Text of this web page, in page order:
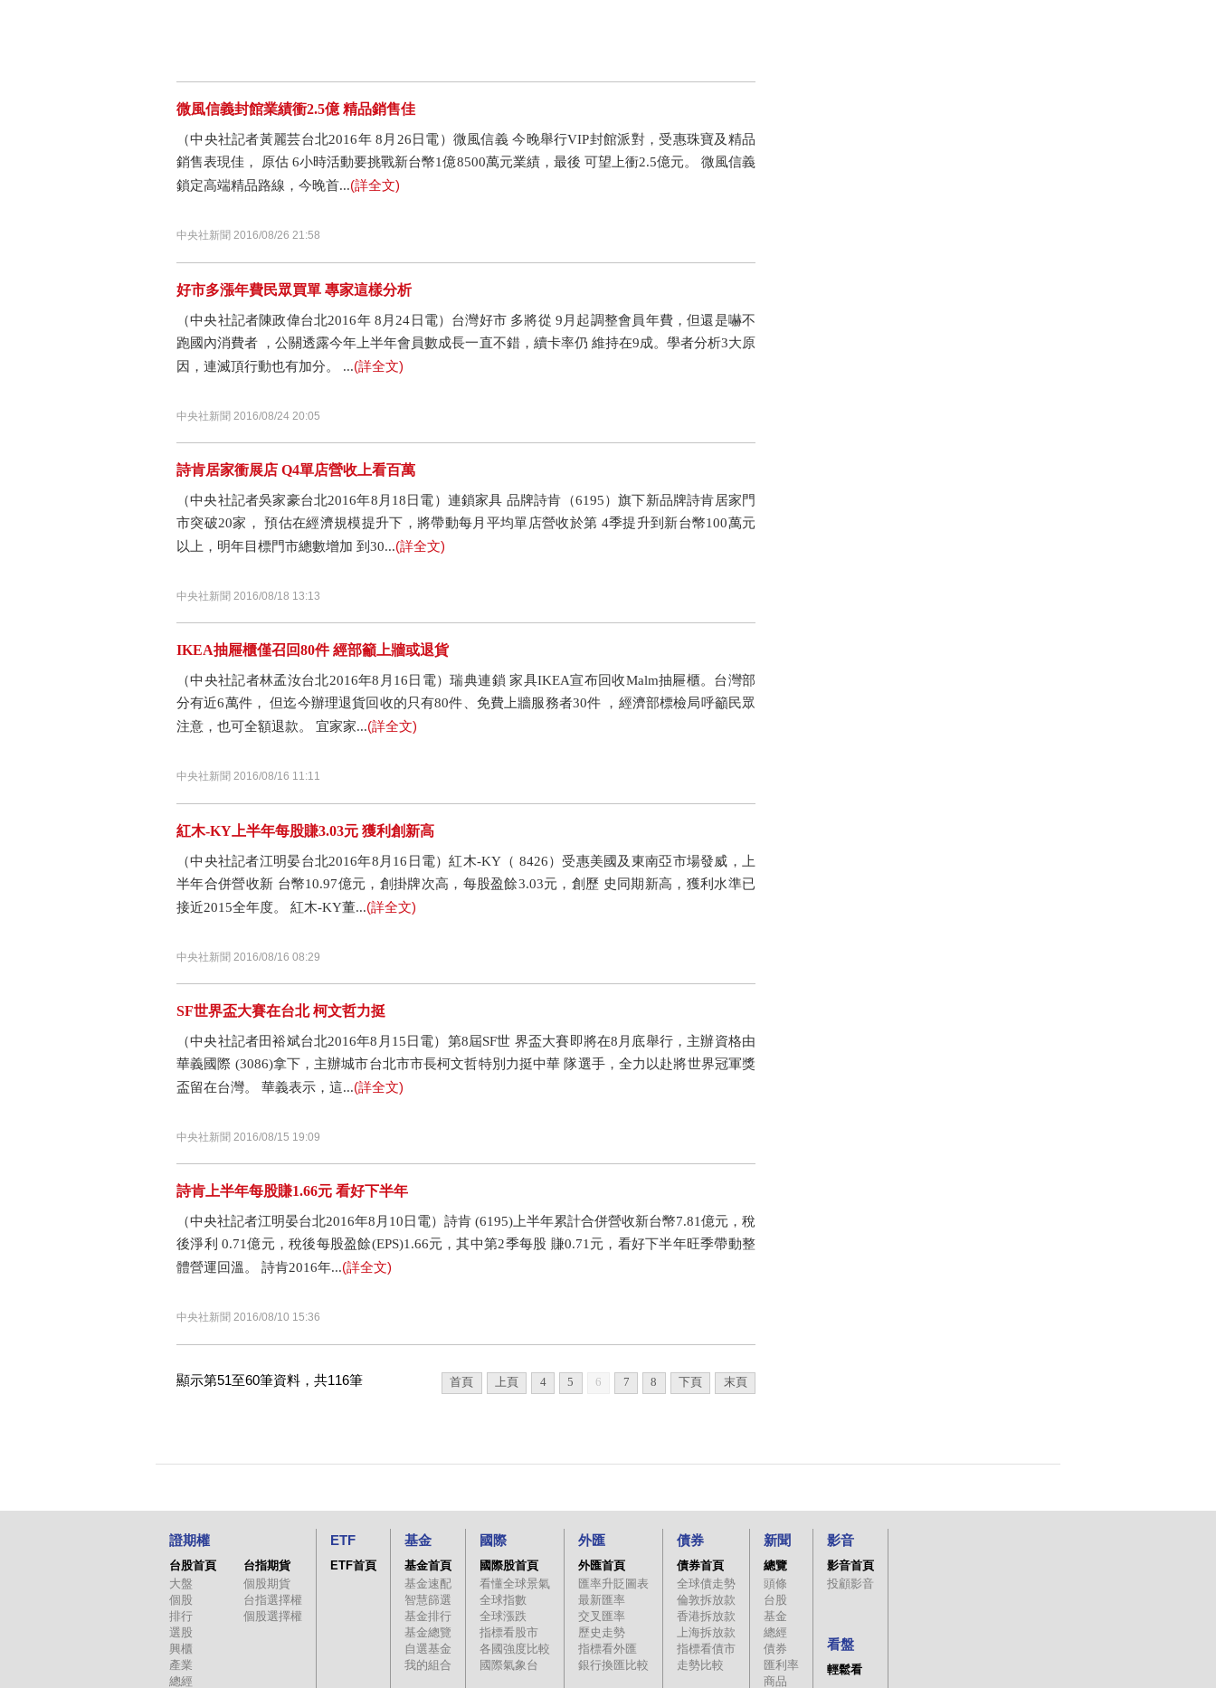
微風信義封館業績衝2.5億 精品銷售佳
（中央社記者黃麗芸台北2016年 8月26日電）微風信義 今晚舉行VIP封館派對，受惠珠寶及精品
銷售表現佳， 原估 6小時活動要挑戰新台幣1億8500萬元業績，最後 可望上衝2.5億元。 微風信義
鎖定高端精品路線，今晚首...(詳全文)
中央社新聞 2016/08/26 21:58
好市多漲年費民眾買單 專家這樣分析
（中央社記者陳政偉台北2016年 8月24日電）台灣好市 多將從 9月起調整會員年費，但還是嚇不
跑國內消費者 ，公關透露今年上半年會員數成長一直不錯，續卡率仍 維持在9成。學者分析3大原
因，連滅頂行動也有加分。 ...(詳全文)
中央社新聞 2016/08/24 20:05
詩肯居家衝展店 Q4單店營收上看百萬
（中央社記者吳家豪台北2016年8月18日電）連鎖家具 品牌詩肯（6195）旗下新品牌詩肯居家門
市突破20家， 預估在經濟規模提升下，將帶動每月平均單店營收於第 4季提升到新台幣100萬元
以上，明年目標門市總數增加 到30...(詳全文)
中央社新聞 2016/08/18 13:13
IKEA抽屜櫃僅召回80件 經部籲上牆或退貨
（中央社記者林孟汝台北2016年8月16日電）瑞典連鎖 家具IKEA宣布回收Malm抽屜櫃。台灣部
分有近6萬件， 但迄今辦理退貨回收的只有80件、免費上牆服務者30件 ，經濟部標檢局呼籲民眾
注意，也可全額退款。 宜家家...(詳全文)
中央社新聞 2016/08/16 11:11
紅木-KY上半年每股賺3.03元 獲利創新高
（中央社記者江明晏台北2016年8月16日電）紅木-KY（ 8426）受惠美國及東南亞市場發威，上
半年合併營收新 台幣10.97億元，創掛牌次高，每股盈餘3.03元，創歷 史同期新高，獲利水準已
接近2015全年度。 紅木-KY董...(詳全文)
中央社新聞 2016/08/16 08:29
SF世界盃大賽在台北 柯文哲力挺
（中央社記者田裕斌台北2016年8月15日電）第8屆SF世 界盃大賽即將在8月底舉行，主辦資格由
華義國際 (3086)拿下，主辦城市台北市市長柯文哲特別力挺中華 隊選手，全力以赴將世界冠軍獎
盃留在台灣。 華義表示，這...(詳全文)
中央社新聞 2016/08/15 19:09
詩肯上半年每股賺1.66元 看好下半年
（中央社記者江明晏台北2016年8月10日電）詩肯 (6195)上半年累計合併營收新台幣7.81億元，稅
後淨利 0.71億元，稅後每股盈餘(EPS)1.66元，其中第2季每股 賺0.71元，看好下半年旺季帶動整
體營運回溫。 詩肯2016年...(詳全文)
中央社新聞 2016/08/10 15:36
顯示第51至60筆資料，共116筆 首頁 上頁 4 5 6 7 8 下頁 末頁
證期權
台股首頁
大盤
個股
排行
選股
興櫃
產業
總經
台指期貨
個股期貨
台指選擇權
個股選擇權
ETF
ETF首頁
基金
基金首頁
基金速配
智慧篩選
基金排行
基金總覽
自選基金
我的組合
國際
國際股首頁
看懂全球景氣
全球指數
全球漲跌
指標看股市
各國強度比較
國際氣象台
外匯
外匯首頁
匯率升貶圖表
最新匯率
交叉匯率
歷史走勢
指標看外匯
銀行換匯比較
債券
債券首頁
全球債走勢
倫敦拆放款
香港拆放款
上海拆放款
指標看債市
走勢比較
新聞
總覽
頭條
台股
基金
總經
債券
匯利率
商品
影音
影音首頁
投顧影音
看盤
輕鬆看